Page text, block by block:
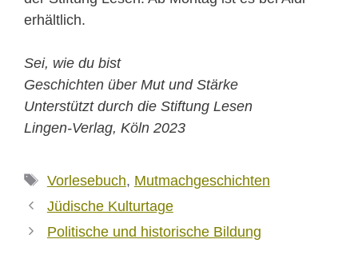
erhältlich.
Sei, wie du bist
Geschichten über Mut und Stärke
Unterstützt durch die Stiftung Lesen
Lingen-Verlag, Köln 2023
Schlagwörter
Vorlesebuch, Mutmachgeschichten
Jüdische Kulturtage
Politische und historische Bildung